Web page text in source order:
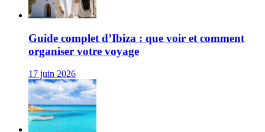
Guide complet d’Ibiza : que voir et comment
organiser votre voyage
17 juin 2026